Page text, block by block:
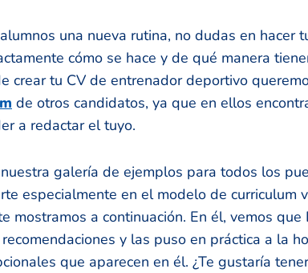
una nueva rutina, no dudas en hacer
cómo se hace y de qué manera
crear tu CV de entrenador deportivo
de otros candidatos, ya que en ellos
a redactar el tuyo.
galería de ejemplos para todos los
especialmente en el modelo de curriculum
mostramos a continuación. En él, vemos que
y las puso en práctica a la
que aparecen en él. ¿Te gustaría